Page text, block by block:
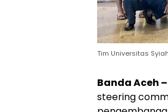
Tim Universitas
Banda Aceh –
steering